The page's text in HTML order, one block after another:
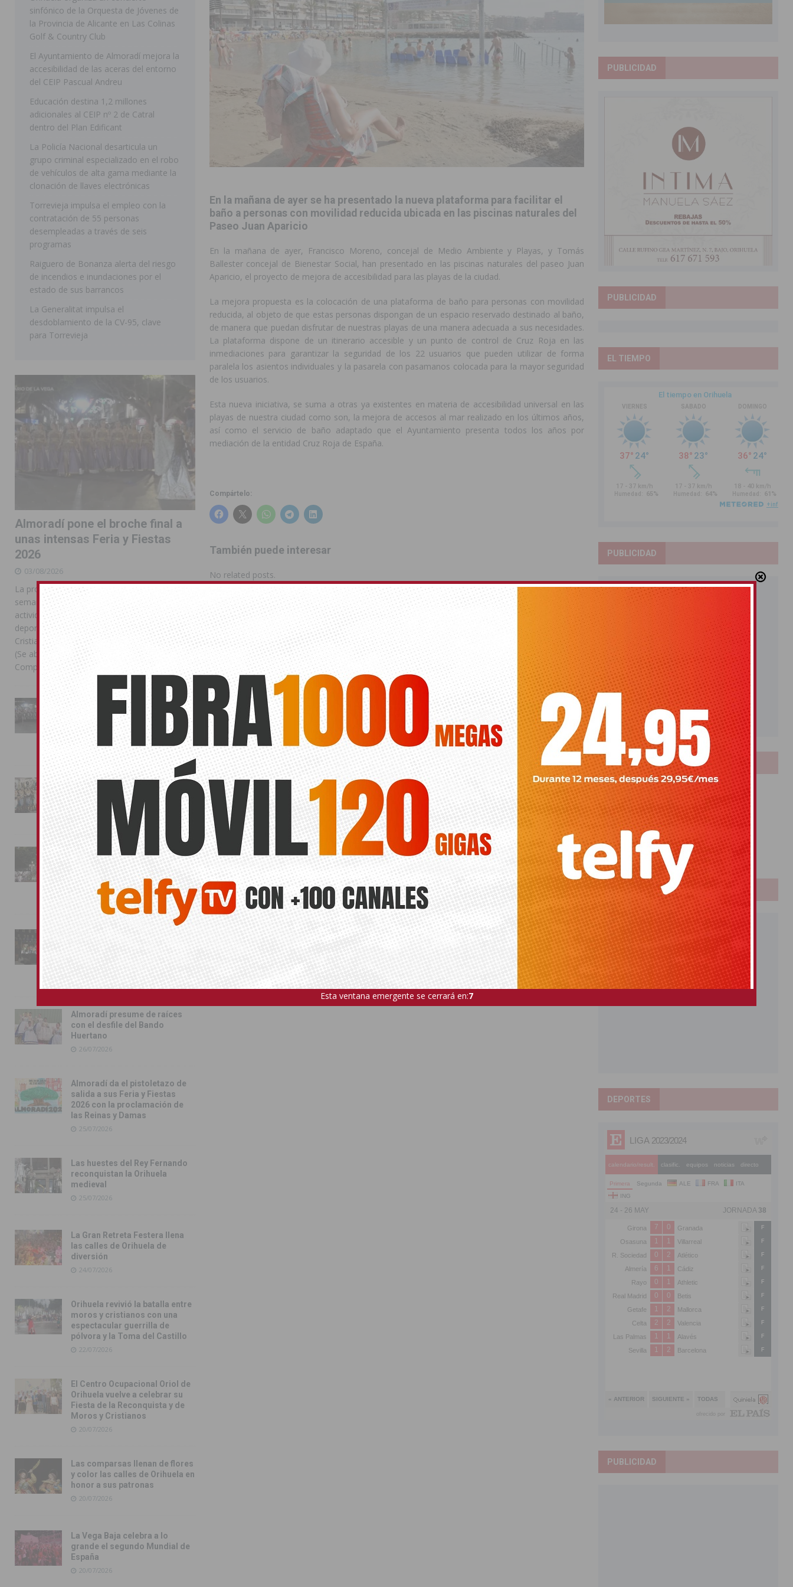
[ 07/08/2026 ]
Rojales clausura con éxito las Fiestas de las Urbanizaciones de Ciudad Quesada 2026
ROJALES
[ 06/08/2026 ]
Redován presenta la programación de sus Fiestas Patronales en honor a la Virgen de la Salud y San Miguel
Arcángel
REDOVÁN
[ 06/08/2026 ]
El PSOE denuncia una nueva prórroga de la ORA en Orihuela ‘sin mejoras ni bonificaciones’
[ 07/08/2026 ] FEGADO 2026 cierra con un balance histórico y consolida a Dolores como referente ganadero de la CV
DOLORES
Los Montesinos refuerza su apoyo a la cultura local con nuevos convenios de colaboración
MONTESINOS
[ 07/08/2026 ] Orihuela cumple los objetivos de ‘Refluye Mi Río’ y recibirá 3,3 millones de la Fundación Biodiversidad
ORIHUELA
[ 07/08/2026 ]
Orihuela organiza un concierto sinfónico de la Orquesta de Jóvenes de la Provincia de Alicante en Las Colinas
Golf & Country Club
En la mañana de ayer se ha presentado la nueva plataforma para facilitar el
baño a personas con movilidad reducida ubicada en las piscinas naturales del
Paseo Juan Aparicio
En la mañana de ayer, Francisco Moreno, concejal de Medio Ambiente y Playas, y Tomás
Ballester concejal de Bienestar Social, han presentado en las piscinas naturales del paseo Juan
Aparicio, el proyecto de mejora de accesibilidad para las playas de la ciudad.
La mejora propuesta es la colocación de una plataforma de baño para personas con movilidad
reducida, al objeto de que estas personas dispongan de un espacio reservado destinado al baño,
de manera que puedan disfrutar de nuestras playas de una manera adecuada a sus necesidades.
La plataforma dispone de un itinerario accesible y un punto de control de Cruz Roja en las
inmediaciones para garantizar la seguridad de los 22 usuarios que pueden utilizar de forma
paralela los asientos individuales y la pasarela con pasamanos colocada para la mayor seguridad
de los usuarios.
Esta nueva iniciativa, se suma a otras ya existentes en materia de accesibilidad universal en las
playas de nuestra ciudad como son, la mejora de accesos al mar realizado en los últimos años,
así como el servicio de baño adaptado que el Ayuntamiento presenta todos los años por
mediación de la entidad Cruz Roja de España.
Compártelo:
También puede interesar
No related posts.
CRUZ ROJA PLAYAS PLAYAS ACCESIBLES
ANTERIOR
Doña Sinforosa, los Jardines de las
Naciones y las Eras de la Sal
acogerán bodas civiles
videoclip en Las Salinas de
Torrevieja
sinfónico de la Orquesta de Jóvenes de
la Provincia de Alicante en Las Colinas
Golf & Country Club
El Ayuntamiento de Almoradí mejora la
accesibilidad de las aceras del entorno
del CEIP Pascual Andreu
Educación destina 1,2 millones
adicionales al CEIP nº 2 de Catral
dentro del Plan Edificant
La Policía Nacional desarticula un
grupo criminal especializado en el robo
de vehículos de alta gama mediante la
clonación de llaves electrónicas
Torrevieja impulsa el empleo con la
contratación de 55 personas
desempleadas a través de seis
programas
Raiguero de Bonanza alerta del riesgo
de incendios e inundaciones por el
estado de sus barrancos
La Generalitat impulsa el
desdoblamiento de la CV-95, clave
para Torrevieja
Almoradí pone el broche final a
unas intensas Feria y Fiestas
2026
03/08/2026
La programación reunió durante más de una
semana actos institucionales, conciertos,
actividades familiares, competiciones
deportivas y las celebraciones de Moros y
Cristianos Compártelo: Comparte en Facebook
(Se abre en una ventana nueva) Facebook
Compartir en
La Entrada Cristiana llena de
esplendor las calles de
Almoradí en una multitudinaria
jornada festera
02/08/2026
La magia de la Entrada Mora
conquista las calles de
Almoradí
01/08/2026
La fiesta se adueña de
Almoradí con la presentación
de los cargos festeros y la
toma del castillo
31/07/2026
Pilar de la Horadada
conmemora con emoción el
40º aniversario de su
independencia como municipio
31/07/2026
Almoradí presume de raíces
con el desfile del Bando
Huertano
26/07/2026
Almoradí da el pistoletazo de
salida a sus Feria y Fiestas
2026 con la proclamación de
las Reinas y Damas
25/07/2026
Las huestes del Rey Fernando
reconquistan la Orihuela
medieval
25/07/2026
La Gran Retreta Festera llena
las calles de Orihuela de
diversión
24/07/2026
Orihuela revivió la batalla entre
moros y cristianos con una
espectacular guerrilla de
pólvora y la Toma del Castillo
22/07/2026
El Centro Ocupacional Oriol de
Orihuela vuelve a celebrar su
Fiesta de la Reconquista y de
Moros y Cristianos
20/07/2026
Las comparsas llenan de flores
y color las calles de Orihuela en
honor a sus patronas
20/07/2026
La Vega Baja celebra a lo
grande el segundo Mundial de
España
20/07/2026
PUBLICIDAD
PUBLICIDAD
EL TIEMPO
PUBLICIDAD
LOTERIAS
Bonoloto
Primitiva
El Gordo
Euromillones
Loteria
Once
PUBLICIDAD
DEPORTES
PUBLICIDAD
Esta ventana emergente se cerrará en:5